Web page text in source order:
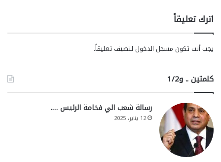
اترك تعليقاً
يجب أنت تكون مسجل الدخول لتضيف تعليقاً.
كلمتين .. و1/2
رسالة شعب الي فخامة الرئيس ….
12 يناير، 2025